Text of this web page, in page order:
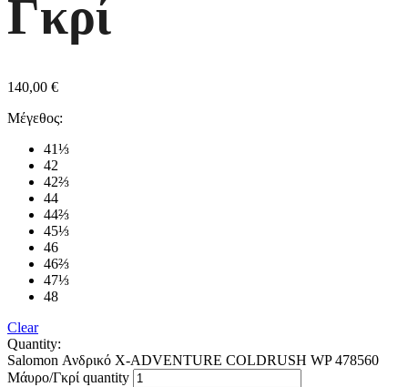
Γκρί
140,00 €
Μέγεθος:
41⅓
42
42⅔
44
44⅔
45⅓
46
46⅔
47⅓
48
Clear
Quantity:
Salomon Ανδρικό X-ADVENTURE COLDRUSH WP 478560
Μάυρο/Γκρί quantity